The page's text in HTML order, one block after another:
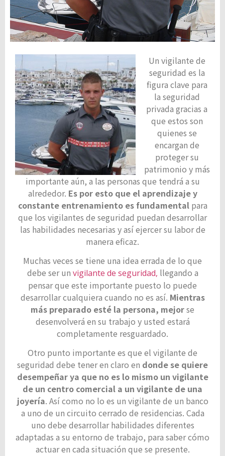
Un vigilante de
seguridad es la
figura clave para
la seguridad
privada gracias a
que estos son
quienes se
encargan de
proteger su
patrimonio y más
importante aún, a las personas que tendrá a su
alrededor. Es por esto que el aprendizaje y
constante entrenamiento es fundamentalpara
que los vigilantes de seguridad puedan desarrollar
las habilidades necesarias y así ejercer su labor de
manera eficaz.
Muchas veces se tiene una idea errada de lo que
debe ser un vigilante de seguridad, llegando a
pensar que este importante puesto lo puede
desarrollar cualquiera cuando no es así. Mientras
más preparado esté la persona, mejorse
desenvolverá en su trabajo y usted estará
completamente resguardado.
Otro punto importante es que el vigilante de
seguridad debe tener en claro en donde se quiere
desempeñar ya que no es lo mismo un vigilante
de un centro comercial a un vigilante de una
joyería. Así como no lo es un vigilante de un banco
a uno de un circuito cerrado de residencias. Cada
uno debe desarrollar habilidades diferentes
adaptadas a su entorno de trabajo, para saber cómo
actuar en cada situación que se presente.